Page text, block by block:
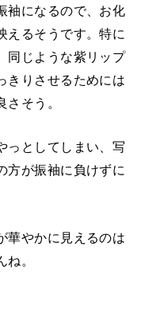
袖になるので、お化
えるそうです。特に
同じような紫リップ
きりさせるためには
そう。
っとしてしまい、写
方が振袖に負けずに
華やかに見えるのは
。